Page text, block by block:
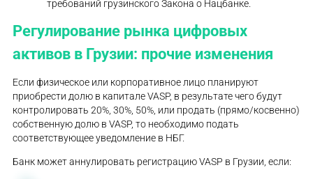
требований грузинского Закона о Нацбанке.
Регулирование рынка цифровых
активов в Грузии: прочие изменения
Если физическое или корпоративное лицо планируют
приобрести долю в капитале VASP, в результате чего будут
контролировать 20%, 30%, 50%, или продать (прямо/косвенно)
собственную долю в VASP, то необходимо подать
соответствующее уведомление в НБГ.
Банк может аннулировать регистрацию VASP в Грузии, если: